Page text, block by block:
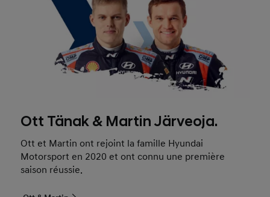
Ott Tänak & Martin Järveoja.
Ott et Martin ont rejoint la famille Hyundai
Motorsport en 2020 et ont connu une première
saison réussie.